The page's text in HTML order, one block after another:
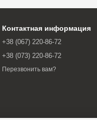
Контактная информация
+38 (067) 220-86-72
+38 (073) 220-86-72
Перезвонить вам?